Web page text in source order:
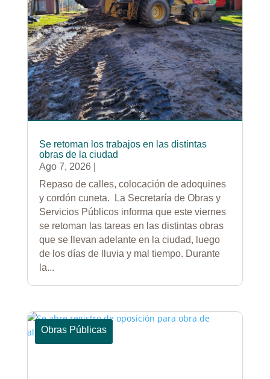
Se retoman los trabajos en las distintas
obras de la ciudad
Ago 7, 2026
Repaso de calles, colocación de adoquines
y cordón cuneta. La Secretaría de Obras y
Servicios Públicos informa que este viernes
se retoman las tareas en las distintas obras
que se llevan adelante en la ciudad, luego
de los días de lluvia y mal tiempo. Durante
la...
Obras Públicas